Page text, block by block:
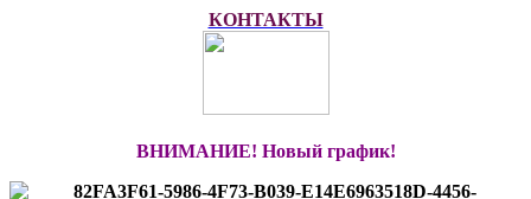
КОНТАКТЫ
ВНИМАНИЕ! Новый график!